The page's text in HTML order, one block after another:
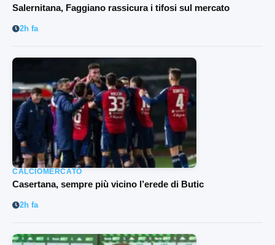
Salernitana, Faggiano rassicura i tifosi sul mercato
2h fa
CALCIOMERCATO
Casertana, sempre più vicino l’erede di Butic
2h fa